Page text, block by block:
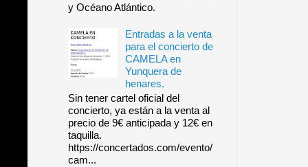
y Océano Atlántico.
Entradas a la venta
para el concierto de
CAMELA en
Yunquera de
henares.
Sin tener cartel oficial del
concierto, ya están a la venta al
precio de 9€ anticipada y 12€ en
taquilla.
https://concertados.com/evento/
cam...